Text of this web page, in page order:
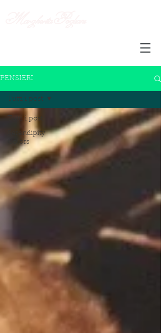
PENSIERI
Tutti i post
Serendipity
Colors
Tutti i post